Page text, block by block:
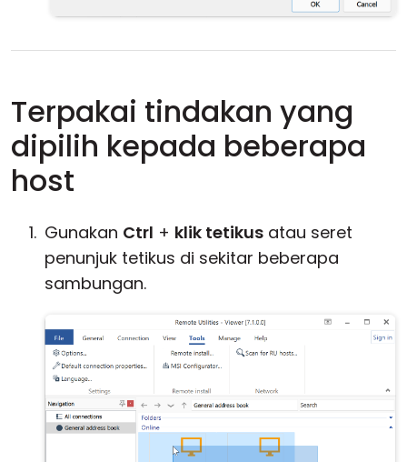
Terpakai tindakan yang
dipilih kepada beberapa
host
Gunakan Ctrl + klik tetikus atau seret
penunjuk tetikus di sekitar beberapa
sambungan.